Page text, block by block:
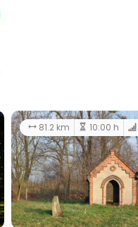
81.2 km 10:00 h